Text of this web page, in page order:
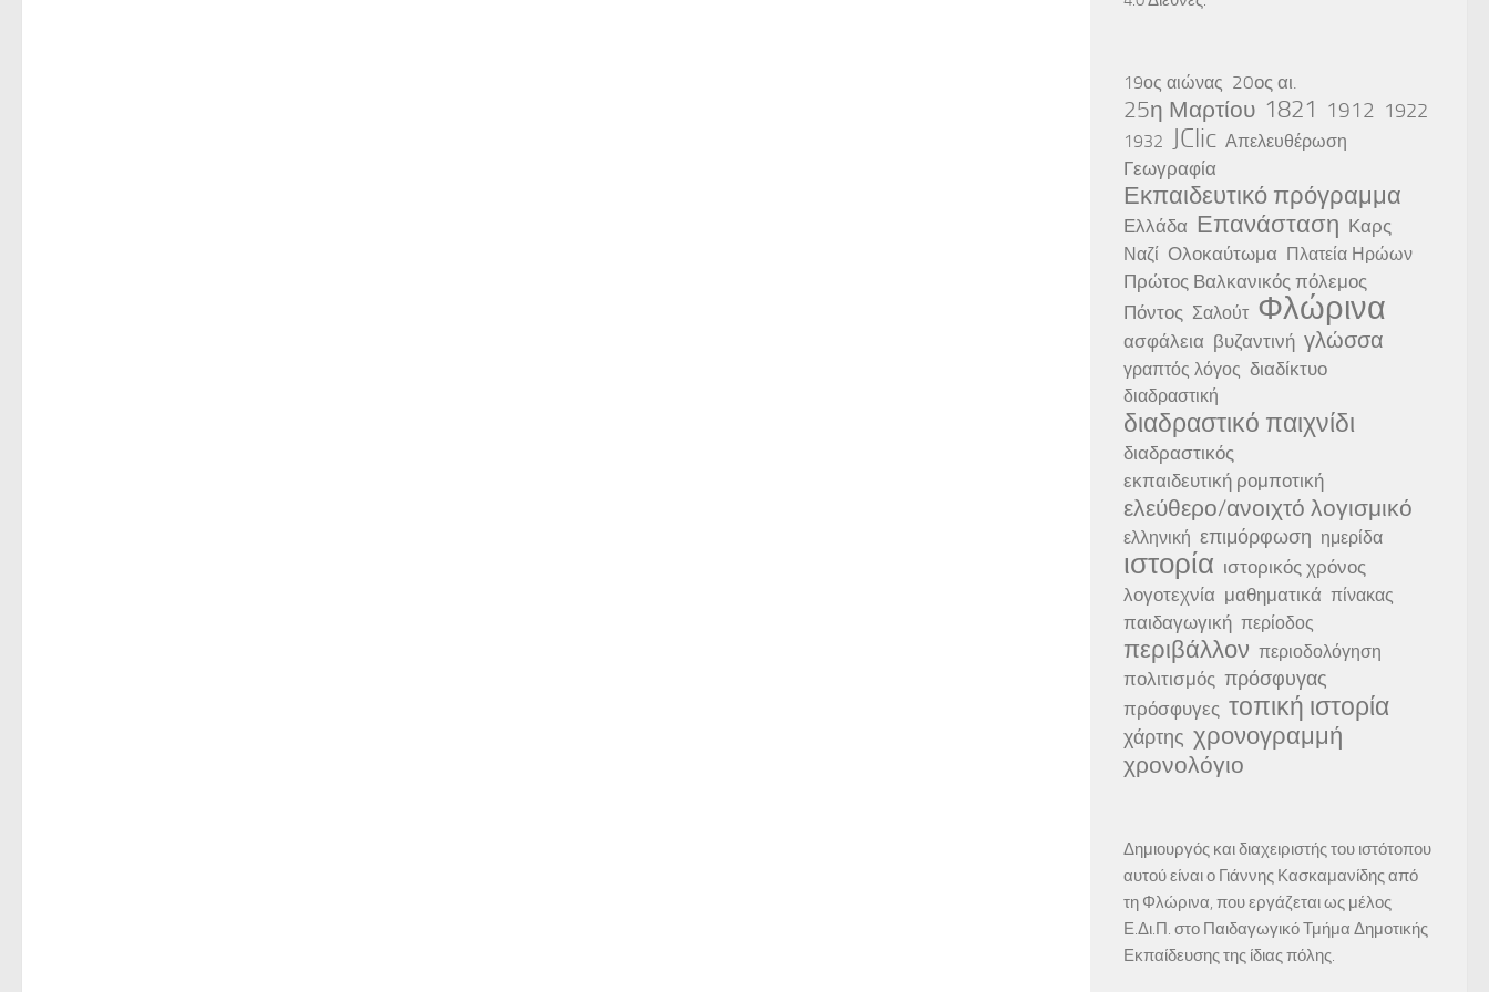
19ος αιώνας 20ος αι.
25η Μαρτίου 1821 1912 1922
1932 JClic Απελευθέρωση
Γεωγραφία
Εκπαιδευτικό πρόγραμμα
Ελλάδα Επανάσταση Καρς
Ναζί Ολοκαύτωμα Πλατεία Ηρώων
Πρώτος Βαλκανικός πόλεμος
Πόντος Σαλούτ Φλώρινα
ασφάλεια βυζαντινή γλώσσα
γραπτός λόγος διαδίκτυο
διαδραστική
διαδραστικό παιχνίδι
διαδραστικός
εκπαιδευτική ρομποτική
ελεύθερο/ανοιχτό λογισμικό
ελληνική επιμόρφωση ημερίδα
ιστορία ιστορικός χρόνος
λογοτεχνία μαθηματικά πίνακας
παιδαγωγική περίοδος
περιβάλλον περιοδολόγηση
πολιτισμός πρόσφυγας
πρόσφυγες τοπική ιστορία
χάρτης χρονογραμμή
χρονολόγιο
Δημιουργός και διαχειριστής του ιστότοπου
αυτού είναι ο Γιάννης Κασκαμανίδης από
τη Φλώρινα, που εργάζεται ως μέλος
Ε.Δι.Π. στο Παιδαγωγικό Τμήμα Δημοτικής
Εκπαίδευσης της ίδιας πόλης.